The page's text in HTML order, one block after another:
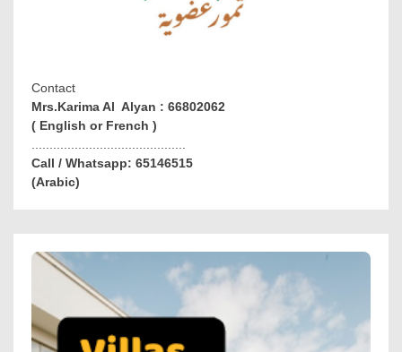
Contact
Mrs.Karima Al Alyan : 66802062
( English or French )
Call / Whatsapp: 65146515
(Arabic)